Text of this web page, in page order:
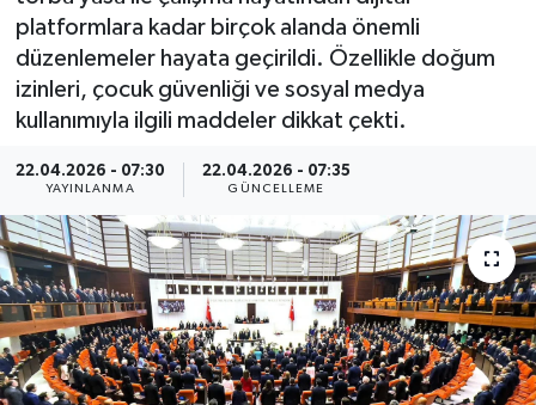
platformlara kadar birçok alanda önemli
düzenlemeler hayata geçirildi. Özellikle doğum
izinleri, çocuk güvenliği ve sosyal medya
kullanımıyla ilgili maddeler dikkat çekti.
22.04.2026 - 07:30
YAYINLANMA
22.04.2026 - 07:35
GÜNCELLEME
Eğitim
Kültür Sanat
Spor
Tüm Manşetler
Son Dakika Haberleri
Haber Arşivi